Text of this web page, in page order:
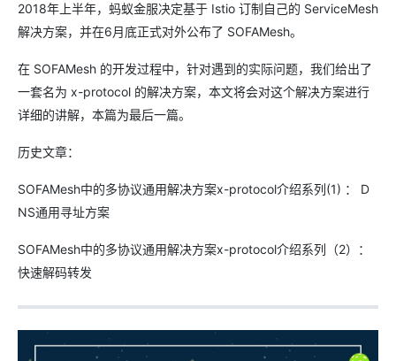
2018年上半年，蚂蚁金服决定基于 Istio 订制自己的 ServiceMesh
解决方案，并在6月底正式对外公布了 SOFAMesh。
在 SOFAMesh 的开发过程中，针对遇到的实际问题，我们给出了
一套名为 x-protocol 的解决方案，本文将会对这个解决方案进行
详细的讲解，本篇为最后一篇。
历史文章：
SOFAMesh中的多协议通用解决方案x-protocol介绍系列(1) ： D
NS通用寻址方案
SOFAMesh中的多协议通用解决方案x-protocol介绍系列（2）：
快速解码转发